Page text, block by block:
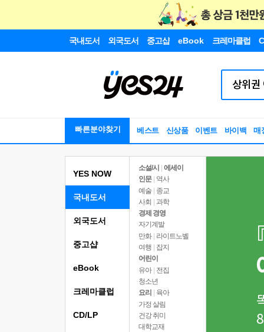
국내도서 외국도서 중고샵 eBook 크레마클럽
빠른분야찾기 베스트 신상품 이벤트 바이백 매
YES NOW
국내도서
소설/시
에세이
인문
역사
예술 | 종교
사회 | 과학
경제 경영
자기계발
만화 | 라이트노벨
여행
잡지
어린이
유아 | 전집
청소년
요리
육아
가정 살림
건강 취미
대학교재
외국도서
중고샵
eBook
크레마클럽
CD/LP